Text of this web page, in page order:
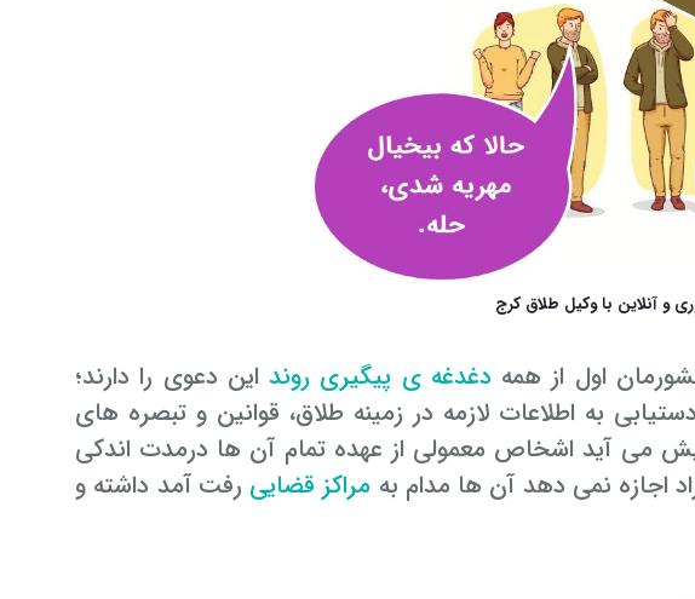
و آنلاین با وکیل طلاق کرج
اول از همه دغدغه ی پیگیری رونداین دعوی را دارند؛
به اطلاعات لازمه در زمینه طلاق، قوانین و تبصره های
می آید اشخاص معمولی از عهده تمام آن ها درمدت اندکی
اجازه نمی دهد آن ها مدام به مراکز قضایی رفت آمد داشته و